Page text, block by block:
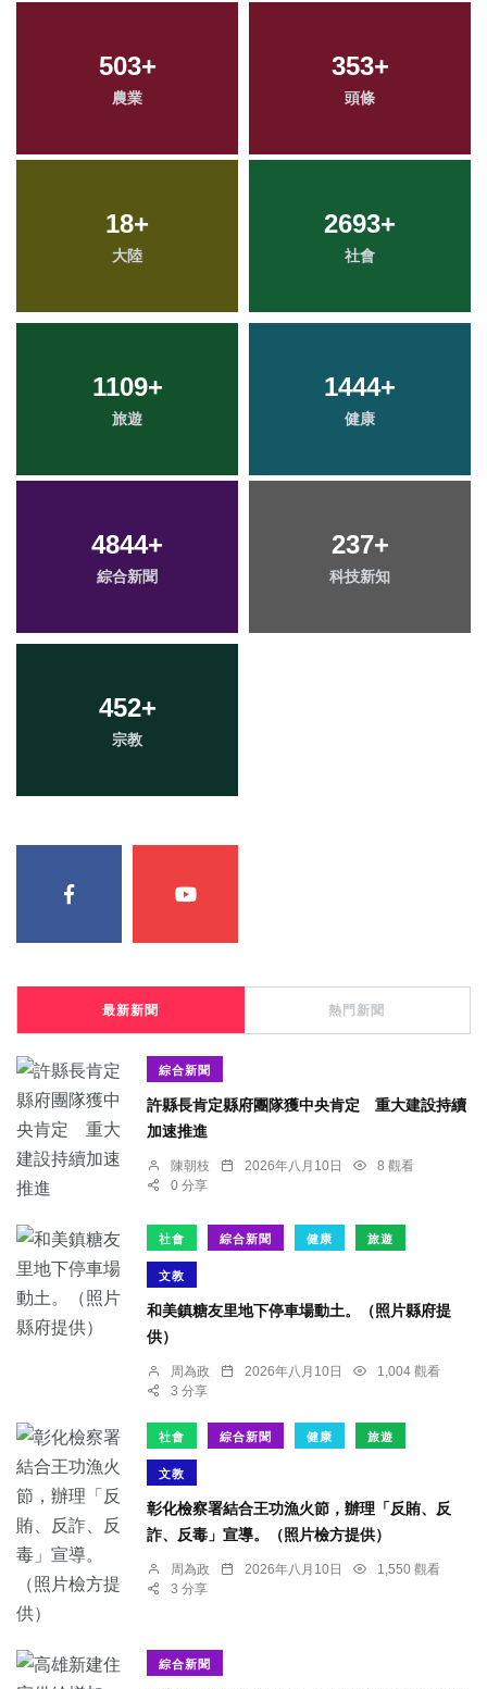
503+
農業
353+
頭條
18+
大陸
2693+
社會
1109+
旅遊
1444+
健康
4844+
綜合新聞
237+
科技新知
452+
宗教
最新新聞 熱門新聞
綜合新聞
許縣長肯定縣府團隊獲中央肯定 重大建設持續
加速推進
陳朝枝 2026年八月10日
8 觀看
0 分享
社會 綜合新聞 健康 旅遊
文教
和美鎮糖友里地下停車場動土。（照片縣府提
供）
周為政 2026年八月10日
1,004 觀看
3 分享
社會 綜合新聞 健康 旅遊
文教
彰化檢察署結合王功漁火節，辦理「反賄、反
詐、反毒」宣導。（照片檢方提供）
周為政 2026年八月10日
1,550 觀看
3 分享
綜合新聞